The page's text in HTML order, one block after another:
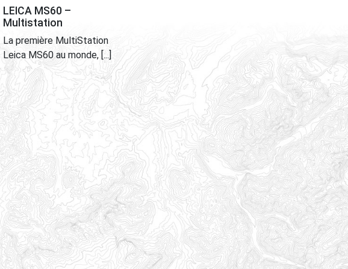
Aperçu
LEICA MS60 –
Multistation
La première MultiStation
Leica MS60 au monde, [...]